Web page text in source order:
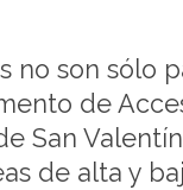
no son sólo
de
San
de alta y